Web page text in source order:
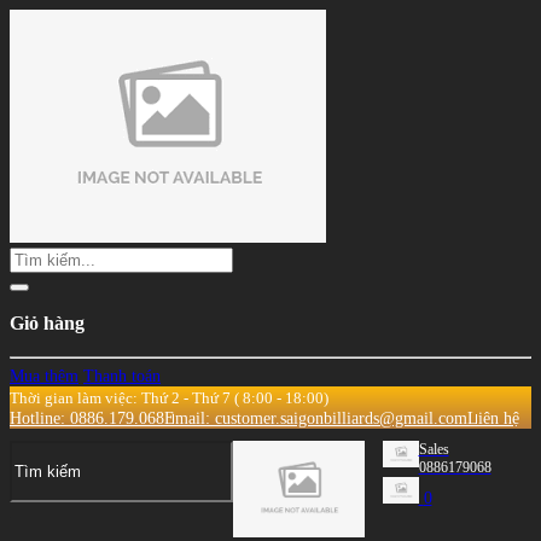
Giỏ hàng
Mua thêm Thanh toán
Thời gian làm việc: Thứ 2 - Thứ 7 ( 8:00 - 18:00)
Hotline: 0886.179.068Email: customer.saigonbilliards@gmail.comLiên hệ
Sales
0886179068
0